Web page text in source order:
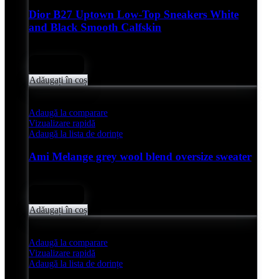
Dior B27 Uptown Low-Top Sneakers White
and Black Smooth Calfskin
Adăugați în coș
Adaugă la comparare
Vizualizare rapidă
Adaugă la lista de dorințe
Ami Melange grey wool blend oversize sweater
Adăugați în coș
Adaugă la comparare
Vizualizare rapidă
Adaugă la lista de dorințe